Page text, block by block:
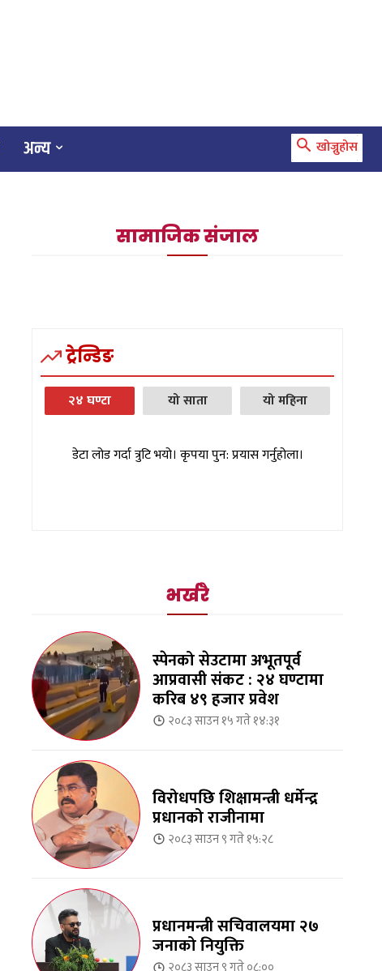
अन्य खोज्नुहोस
सामाजिक संजाल
ट्रेन्डिङ
२४ घण्टा यो साता यो महिना
डेटा लोड गर्दा त्रुटि भयो। कृपया पुन: प्रयास गर्नुहोला।
भर्खरै
स्पेनको सेउटामा अभूतपूर्व
आप्रवासी संकट : २४ घण्टामा
करिब ४९ हजार प्रवेश
२०८३ साउन १५ गते १४:३१
विरोधपछि शिक्षामन्त्री धर्मेन्द्र
प्रधानको राजीनामा
२०८३ साउन ९ गते १५:२८
प्रधानमन्त्री सचिवालयमा २७
जनाको नियुक्ति